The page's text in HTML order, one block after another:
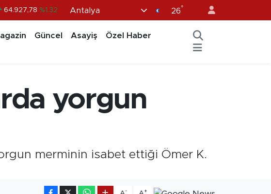
64.927,78 %1.32
13.703 %11
Antalya 26°
Güncel Asayiş
Özel Haber
yorgun
merminin isabet ettiği Ömer K.
- +